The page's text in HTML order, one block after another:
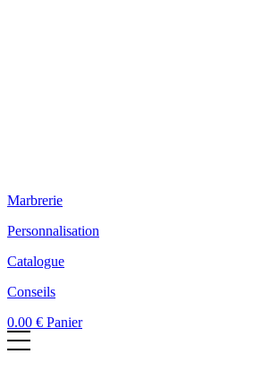
Marbrerie
Personnalisation
Catalogue
Conseils
0.00 € Panier